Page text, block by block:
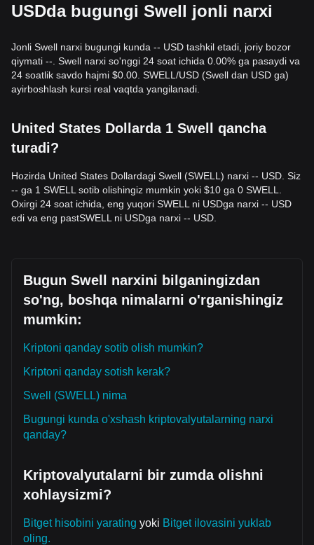
USDda bugungi Swell jonli narxi
Jonli Swell narxi bugungi kunda -- USD tashkil etadi, joriy bozor
qiymati --. Swell narxi so'nggi 24 soat ichida 0.00% ga pasaydi va
24 soatlik savdo hajmi $0.00. SWELL/USD (Swell dan USD ga)
ayirboshlash kursi real vaqtda yangilanadi.
United States Dollarda 1 Swell qancha
turadi?
Hozirda United States Dollardagi Swell (SWELL) narxi -- USD. Siz
-- ga 1 SWELL sotib olishingiz mumkin yoki $10 ga 0 SWELL.
Oxirgi 24 soat ichida, eng yuqori SWELL ni USDga narxi -- USD
edi va eng pastSWELL ni USDga narxi -- USD.
Bugun Swell narxini bilganingizdan
so'ng, boshqa nimalarni o'rganishingiz
mumkin:
Kriptoni qanday sotib olish mumkin?
Kriptoni qanday sotish kerak?
Swell (SWELL) nima
Bugungi kunda o'xshash kriptovalyutalarning narxi
qanday?
Kriptovalyutalarni bir zumda olishni
xohlaysizmi?
Bitget hisobini yarating yoki Bitget ilovasini yuklab
oling.